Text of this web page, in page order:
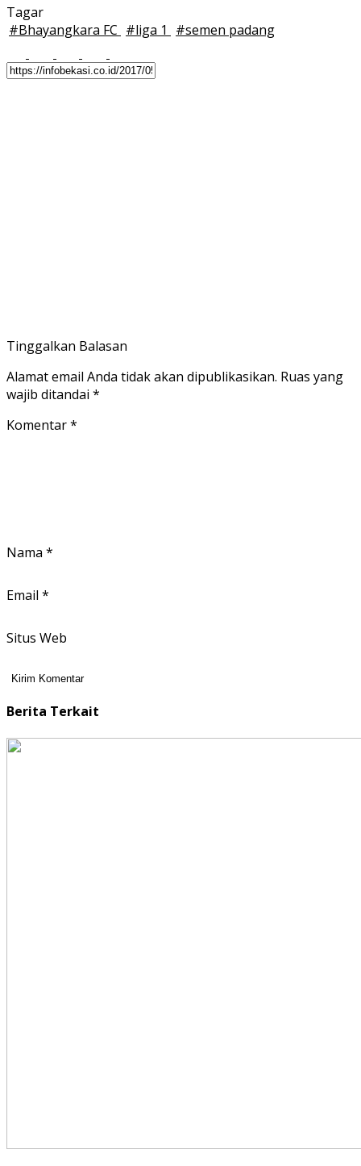
Tagar
#Bhayangkara FC #liga 1 #semen padang
Tinggalkan Balasan
Alamat email Anda tidak akan dipublikasikan. Ruas yang
wajib ditandai *
Komentar*
Nama *
Email *
Situs Web
Berita Terkait